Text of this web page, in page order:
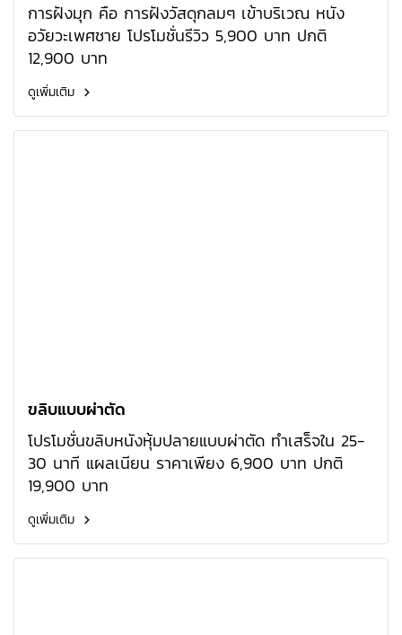
การฝังมุก คือ การฝังวัสดุกลมๆ เข้าบริเวณ หนัง
อวัยวะเพศชาย โปรโมชั่นรีวิว 5,900 บาท ปกติ
12,900 บาท
ดูเพิ่มเติม
ขลิบแบบผ่าตัด
โปรโมชั่นขลิบหนังหุ้มปลายแบบผ่าตัด ทำเสร็จใน 25-
30 นาที แผลเนียน ราคาเพียง 6,900 บาท ปกติ
19,900 บาท
ดูเพิ่มเติม